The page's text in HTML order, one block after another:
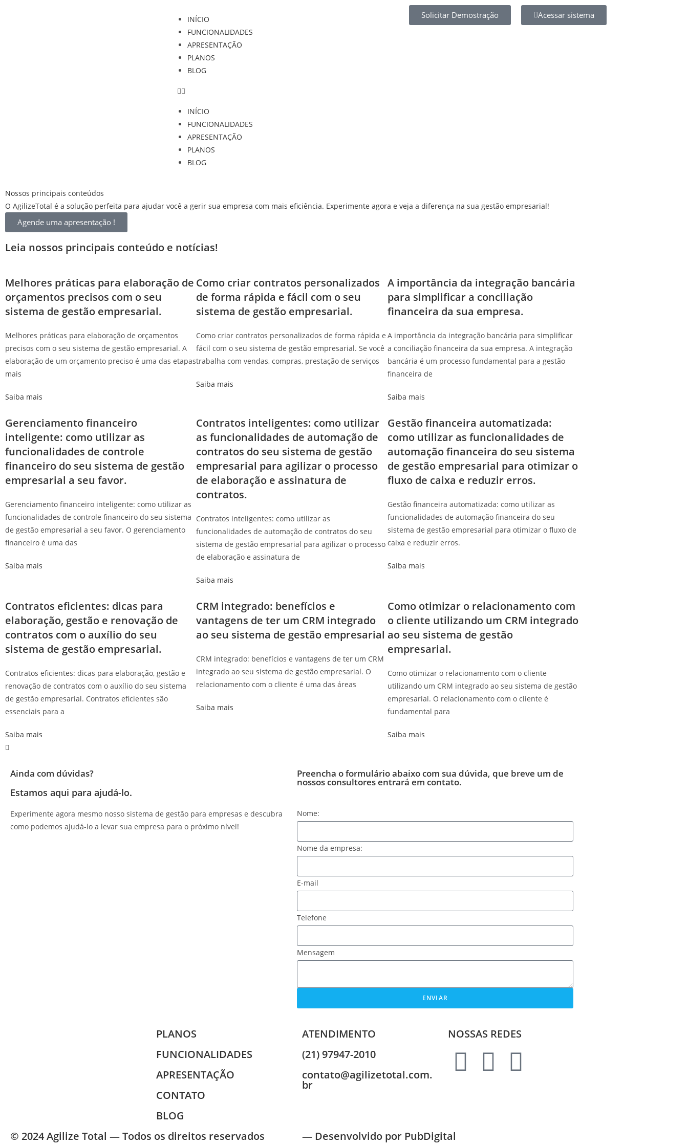
INÍCIO
FUNCIONALIDADES
APRESENTAÇÃO
PLANOS
BLOG
INÍCIO
FUNCIONALIDADES
APRESENTAÇÃO
PLANOS
BLOG
Solicitar Demostração Acessar sistema
Nossos principais conteúdos
O AgilizeTotal é a solução perfeita para ajudar você a gerir sua empresa com mais eficiência. Experimente agora e veja a diferença na sua gestão empresarial!
Agende uma apresentação !
Leia nossos principais conteúdo e notícias!
Melhores práticas para elaboração de
orçamentos precisos com o seu
sistema de gestão empresarial.
Melhores práticas para elaboração de orçamentos
precisos com o seu sistema de gestão empresarial. A
elaboração de um orçamento preciso é uma das etapas
mais
Saiba mais
Como criar contratos personalizados
de forma rápida e fácil com o seu
sistema de gestão empresarial.
Como criar contratos personalizados de forma rápida e
fácil com o seu sistema de gestão empresarial. Se você
trabalha com vendas, compras, prestação de serviços
Saiba mais
A importância da integração bancária
para simplificar a conciliação
financeira da sua empresa.
A importância da integração bancária para simplificar
a conciliação financeira da sua empresa. A integração
bancária é um processo fundamental para a gestão
financeira de
Saiba mais
Gerenciamento financeiro
inteligente: como utilizar as
funcionalidades de controle
financeiro do seu sistema de gestão
empresarial a seu favor.
Gerenciamento financeiro inteligente: como utilizar as
funcionalidades de controle financeiro do seu sistema
de gestão empresarial a seu favor. O gerenciamento
financeiro é uma das
Saiba mais
Contratos inteligentes: como utilizar
as funcionalidades de automação de
contratos do seu sistema de gestão
empresarial para agilizar o processo
de elaboração e assinatura de
contratos.
Contratos inteligentes: como utilizar as
funcionalidades de automação de contratos do seu
sistema de gestão empresarial para agilizar o processo
de elaboração e assinatura de
Saiba mais
Gestão financeira automatizada:
como utilizar as funcionalidades de
automação financeira do seu sistema
de gestão empresarial para otimizar o
fluxo de caixa e reduzir erros.
Gestão financeira automatizada: como utilizar as
funcionalidades de automação financeira do seu
sistema de gestão empresarial para otimizar o fluxo de
caixa e reduzir erros.
Saiba mais
Contratos eficientes: dicas para
elaboração, gestão e renovação de
contratos com o auxílio do seu
sistema de gestão empresarial.
Contratos eficientes: dicas para elaboração, gestão e
renovação de contratos com o auxílio do seu sistema
de gestão empresarial. Contratos eficientes são
essenciais para a
Saiba mais
CRM integrado: benefícios e
vantagens de ter um CRM integrado
ao seu sistema de gestão empresarial
CRM integrado: benefícios e vantagens de ter um CRM
integrado ao seu sistema de gestão empresarial. O
relacionamento com o cliente é uma das áreas
Saiba mais
Como otimizar o relacionamento com
o cliente utilizando um CRM integrado
ao seu sistema de gestão
empresarial.
Como otimizar o relacionamento com o cliente
utilizando um CRM integrado ao seu sistema de gestão
empresarial. O relacionamento com o cliente é
fundamental para
Saiba mais
Ainda com dúvidas?
Estamos aqui para ajudá-lo.
Experimente agora mesmo nosso sistema de gestão para empresas e descubra
como podemos ajudá-lo a levar sua empresa para o próximo nível!
Preencha o formulário abaixo com sua dúvida, que breve um de
nossos consultores entrará em contato.
Nome:
Nome da empresa:
E-mail
Telefone
Mensagem
ENVIAR
PLANOS
FUNCIONALIDADES
APRESENTAÇÃO
CONTATO
BLOG
ATENDIMENTO
(21) 97947-2010
contato@agilizetotal.com.
br
NOSSAS REDES
© 2024 Agilize Total — Todos os direitos reservados — Desenvolvido por PubDigital